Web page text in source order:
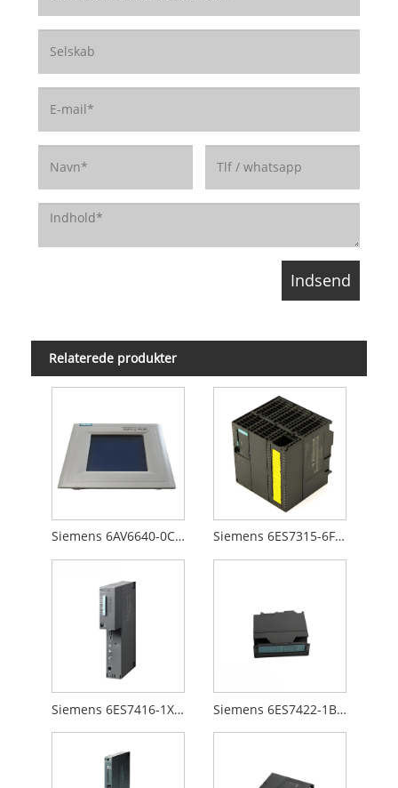
Relaterede produkter
Siemens 6AV6640-0CA01-0AX0 Siemens 6ES7315-6FF00-0AB0
Siemens 6ES7416-1XJ01-0AB0 Siemens 6ES7422-1BL00-0AA0